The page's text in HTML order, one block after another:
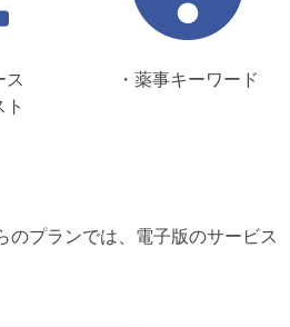
ス
・薬事キーワード
のプランでは、電子版のサービス